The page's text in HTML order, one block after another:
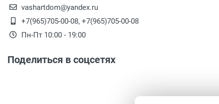
vashartdom@yandex.ru
+7(965)705-00-08, +7(965)705-00-08
Пн-Пт 10:00 - 19:00
Поделиться в соцсетях